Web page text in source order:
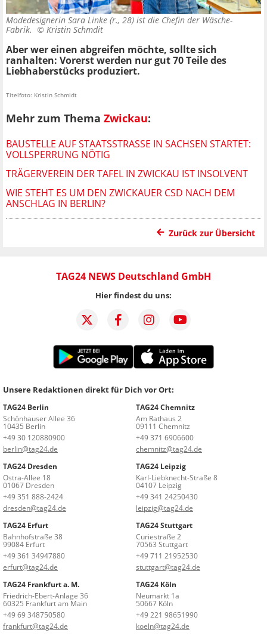
Modedesignerin Sara Linke (r., 28) ist die Chefin der Wäsche-
Fabrik. © Kristin Schmdit
Aber wer einen abgreifen möchte, sollte sich
ranhalten: Vorerst werden nur gut 70 Teile des
Liebhaberstücks produziert.
Titelfoto: Kristin Schmidt
Mehr zum Thema Zwickau:
BAUSTELLE AUF STAATSSTRASSE IN SACHSEN STARTET: V
OLLSPERRUNG NÖTIG
TRÄGERVEREIN DER TAFEL IN ZWICKAU IST INSOLVENT
WIE STEHT ES UM DEN ZWICKAUER CSD NACH DEM
ANSCHLAG IN BERLIN?
Zurück zur Übersicht
TAG24 NEWS Deutschland GmbH
Hier findest du uns:
Unsere Redaktionen direkt für Dich vor Ort:
TAG24 Berlin
Schönhauser Allee 36
10435 Berlin
+49 30 120880900
berlin@tag24.de
TAG24 Chemnitz
Am Rathaus 2
09111 Chemnitz
+49 371 6906600
chemnitz@tag24.de
TAG24 Dresden
Ostra-Allee 18
01067 Dresden
+49 351 888-2424
dresden@tag24.de
TAG24 Leipzig
Karl-Liebknecht-Straße 8
04107 Leipzig
+49 341 24250430
leipzig@tag24.de
TAG24 Erfurt
Bahnhofstraße 38
99084 Erfurt
+49 361 34947880
erfurt@tag24.de
TAG24 Stuttgart
Curiestraße 2
70563 Stuttgart
+49 711 21952530
stuttgart@tag24.de
TAG24 Frankfurt a. M.
Friedrich-Ebert-Anlage 36
60325 Frankfurt am Main
+49 69 348750580
frankfurt@tag24.de
TAG24 Köln
Neumarkt 1a
50667 Köln
+49 221 98651990
koeln@tag24.de